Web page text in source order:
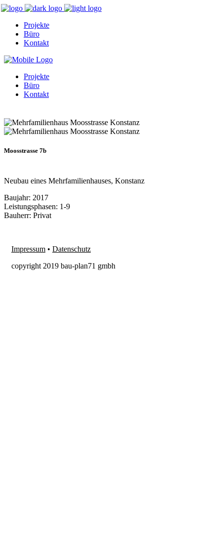
Projekte
Büro
Kontakt
Projekte
Büro
Kontakt
Moosstrasse 7b
Neubau eines Mehrfamilienhauses, Konstanz
Baujahr: 2017
Leistungsphasen: 1-9
Bauherr: Privat
Impressum • Datenschutz
copyright 2019 bau-plan71 gmbh